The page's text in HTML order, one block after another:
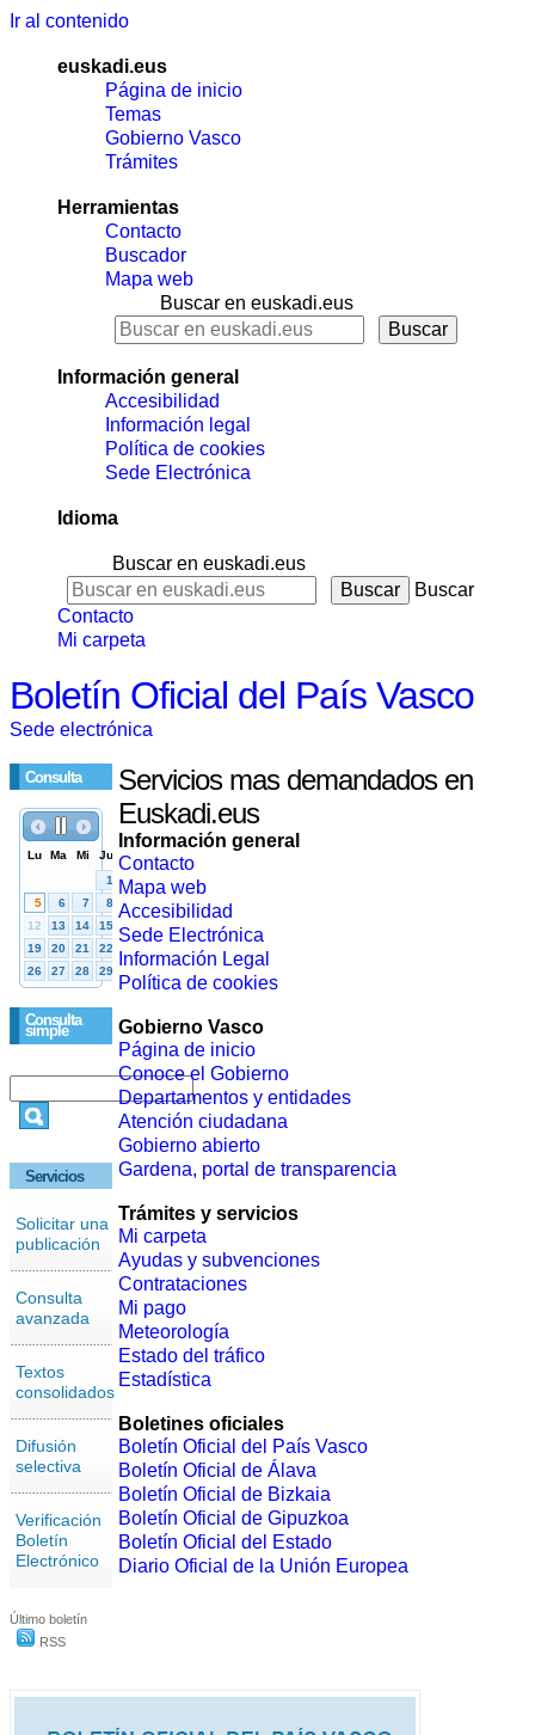
Ir al contenido
euskadi.eus
Página de inicio
Temas
Gobierno Vasco
Trámites
Herramientas
Contacto
Buscador
Mapa web
Buscar en euskadi.eus
Información general
Accesibilidad
Información legal
Política de cookies
Sede Electrónica
Idioma
Buscar en euskadi.eus
Buscar
Contacto
Mi carpeta
Boletín Oficial del País Vasco
Sede electrónica
Consulta
Consulta
simple
Servicios
Solicitar una
publicación
Consulta
avanzada
Textos
consolidados
Difusión
selectiva
Verificación
Boletín
Electrónico
Último boletín
RSS
Servicios mas demandados en
Euskadi.eus
Información general
Contacto
Mapa web
Accesibilidad
Sede Electrónica
Información Legal
Política de cookies
Gobierno Vasco
Página de inicio
Conoce el Gobierno
Departamentos y entidades
Atención ciudadana
Gobierno abierto
Gardena, portal de transparencia
Trámites y servicios
Mi carpeta
Ayudas y subvenciones
Contrataciones
Mi pago
Meteorología
Estado del tráfico
Estadística
Boletines oficiales
Boletín Oficial del País Vasco
Boletín Oficial de Álava
Boletín Oficial de Bizkaia
Boletín Oficial de Gipuzkoa
Boletín Oficial del Estado
Diario Oficial de la Unión Europea